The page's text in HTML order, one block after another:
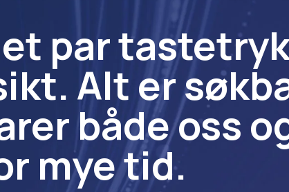
par
Alt er
både oss
mye tid.